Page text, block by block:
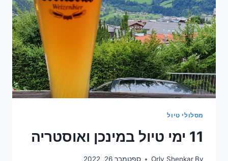
מסלולי טיול
11 ימי טיול במינכן ואוסטריה
By
Orly Shenkar ספטמבר 26, 2022